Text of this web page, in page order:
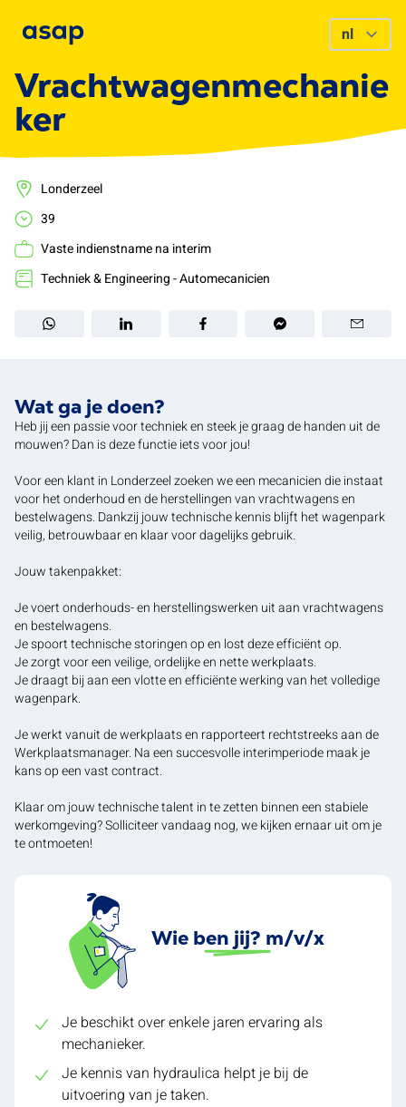
Vrachtwagenmechanie
ker
Londerzeel
39
Vaste indienstname na interim
Techniek & Engineering - Automecanicien
Wat ga je doen?
Heb jij een passie voor techniek en steek je graag de handen uit de
mouwen? Dan is deze functie iets voor jou!
Voor een klant in Londerzeel zoeken we een mecanicien die instaat
voor het onderhoud en de herstellingen van vrachtwagens en
bestelwagens. Dankzij jouw technische kennis blijft het wagenpark
veilig, betrouwbaar en klaar voor dagelijks gebruik.
Jouw takenpakket:
Je voert onderhouds- en herstellingswerken uit aan vrachtwagens
en bestelwagens.
Je spoort technische storingen op en lost deze efficiënt op.
Je zorgt voor een veilige, ordelijke en nette werkplaats.
Je draagt bij aan een vlotte en efficiënte werking van het volledige
wagenpark.
Je werkt vanuit de werkplaats en rapporteert rechtstreeks aan de
Werkplaatsmanager. Na een succesvolle interimperiode maak je
kans op een vast contract.
Klaar om jouw technische talent in te zetten binnen een stabiele
werkomgeving? Solliciteer vandaag nog, we kijken ernaar uit om je
te ontmoeten!
Wie ben jij? m/v/x
Je beschikt over enkele jaren ervaring als
mechanieker.
Je kennis van hydraulica helpt je bij de
uitvoering van je taken.